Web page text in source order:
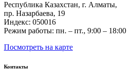
Республика Казахстан, г. Алматы,
пр. Назарбаева, 19
Индекс: 050016
Режим работы: пн. – пт., 9:00 – 18:00
Посмотреть на карте
Контакты